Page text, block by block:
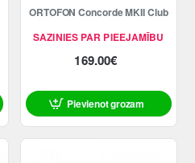
SAZINIES PAR PIEEJAMĪBU
ORTOFON Concorde MKII Club
169.00€
Pievienot grozam